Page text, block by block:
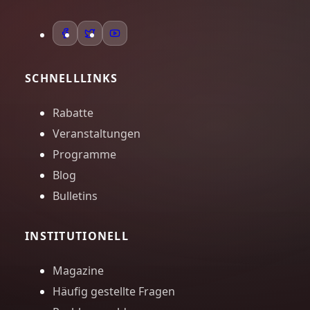
SCHNELLLINKS
Rabatte
Veranstaltungen
Programme
Blog
Bulletins
INSTITUTIONELL
Magazine
Häufig gestellte Fragen